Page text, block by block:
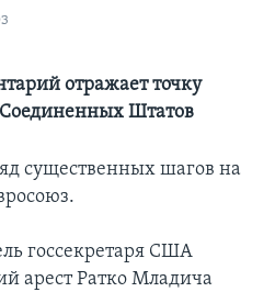
отражает точку
Соединенных Штатов
существенных шагов на
госсекретаря США
арест Ратко Младича